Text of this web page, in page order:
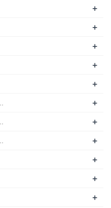
+
+
+
+
+
+
+
+
+
+
+